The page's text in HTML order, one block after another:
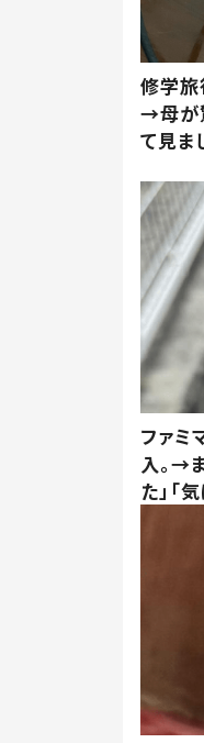
修学旅
→母が
て見ま
ファミ
入。→
た」「